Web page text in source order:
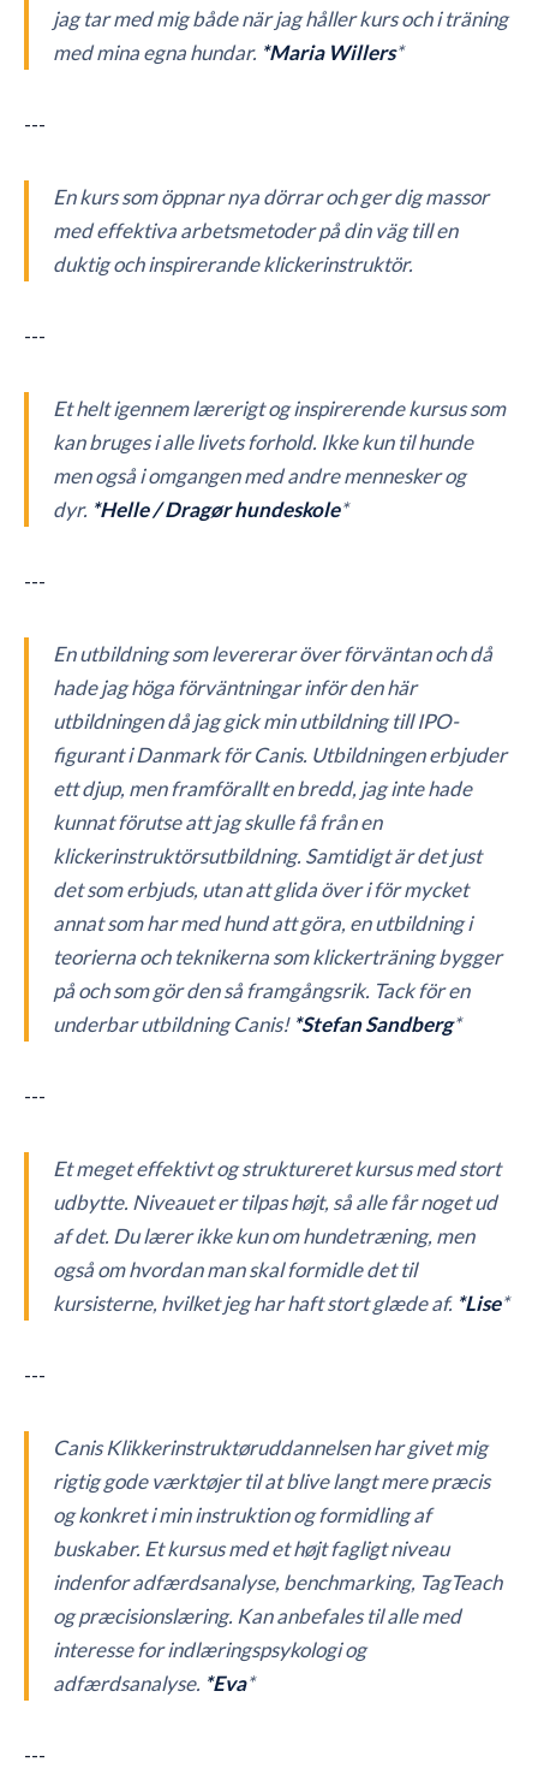
jag tar med mig både när jag håller kurs och i träning
med mina egna hundar. *Maria Willers*
---
En kurs som öppnar nya dörrar och ger dig massor
med effektiva arbetsmetoder på din väg till en
duktig och inspirerande klickerinstruktör.
---
Et helt igennem lærerigt og inspirerende kursus som
kan bruges i alle livets forhold. Ikke kun til hunde
men også i omgangen med andre mennesker og
dyr. *Helle / Dragør hundeskole*
---
En utbildning som levererar över förväntan och då
hade jag höga förväntningar inför den här
utbildningen då jag gick min utbildning till IPO-
figurant i Danmark för Canis. Utbildningen erbjuder
ett djup, men framförallt en bredd, jag inte hade
kunnat förutse att jag skulle få från en
klickerinstruktörsutbildning. Samtidigt är det just
det som erbjuds, utan att glida över i för mycket
annat som har med hund att göra, en utbildning i
teorierna och teknikerna som klickerträning bygger
på och som gör den så framgångsrik. Tack för en
underbar utbildning Canis! *Stefan Sandberg*
---
Et meget effektivt og struktureret kursus med stort
udbytte. Niveauet er tilpas højt, så alle får noget ud
af det. Du lærer ikke kun om hundetræning, men
også om hvordan man skal formidle det til
kursisterne, hvilket jeg har haft stort glæde af. *Lise*
---
Canis Klikkerinstruktøruddannelsen har givet mig
rigtig gode værktøjer til at blive langt mere præcis
og konkret i min instruktion og formidling af
buskaber. Et kursus med et højt fagligt niveau
indenfor adfærdsanalyse, benchmarking, TagTeach
og præcisionslæring. Kan anbefales til alle med
interesse for indlæringspsykologi og
adfærdsanalyse. *Eva*
---